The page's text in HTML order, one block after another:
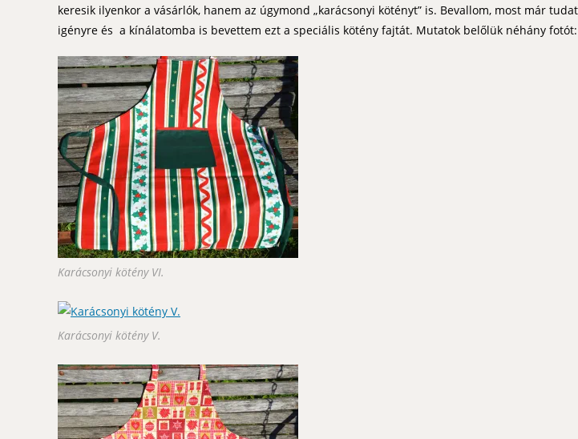
keresik ilyenkor a vásárlók, hanem az úgymond „karácsonyi kötényt” is. Bevallom, most már
igényre és a kínálatomba is bevettem ezt a speciális kötény fajtát. Mutatok belőlük néhány fotót:
Karácsonyi kötény VI.
Karácsonyi kötény V.